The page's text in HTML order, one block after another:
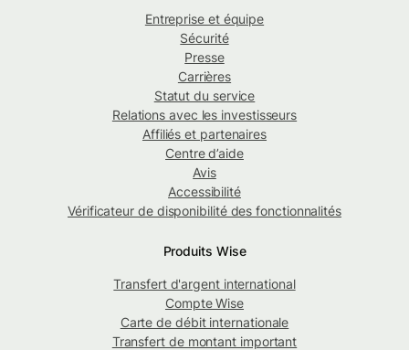
Entreprise et équipe
Sécurité
Presse
Carrières
Statut du service
Relations avec les investisseurs
Affiliés et partenaires
Centre d’aide
Avis
Accessibilité
Vérificateur de disponibilité des fonctionnalités
Produits Wise
Transfert d'argent international
Compte Wise
Carte de débit internationale
Transfert de montant important